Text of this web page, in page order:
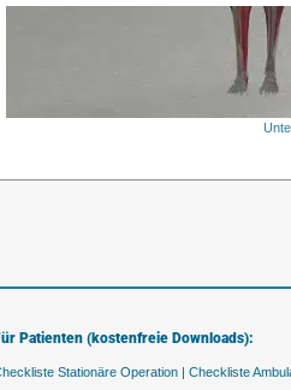
Patienten (kostenfreie Downloads):
Stationäre Operation | Checkliste